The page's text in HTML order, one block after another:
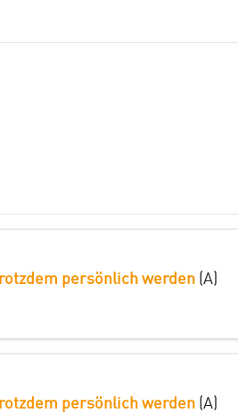
persönlich werden (A)
persönlich werden (A)